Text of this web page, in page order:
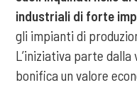
industriali di forte
gli impianti di
L’iniziativa parte
bonifica un valore